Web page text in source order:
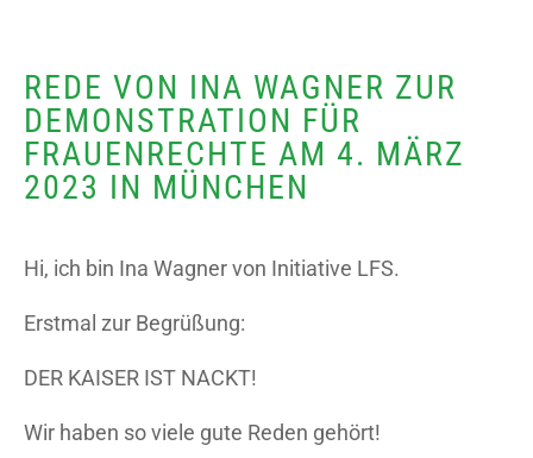
REDE VON INA WAGNER ZUR
DEMONSTRATION FÜR
FRAUENRECHTE AM 4. MÄRZ
2023 IN MÜNCHEN
Hi, ich bin Ina Wagner von Initiative LFS.
Erstmal zur Begrüßung:
DER KAISER IST NACKT!
Wir haben so viele gute Reden gehört!